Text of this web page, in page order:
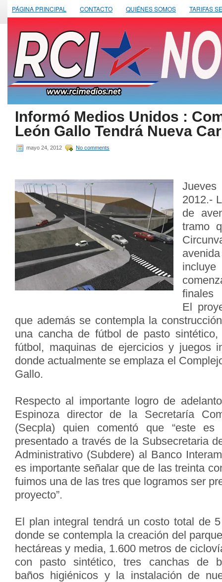
PÁGINA PRINCIPAL CONTACTO QUIÉNES SOMOS TARIFAS
Informó Medios Unidos :
León Gallo Tendrá Nueva
mayo 24, 2012 No comments
2012.-
de
tramo
El
que además se contempla la
una cancha de fútbol de pasto
fútbol, maquinas de ejercicios y juegos
donde actualmente se emplaza el
Gallo.
Respecto al importante logro de
Espinoza director de la Secretaría
(Secpla) quien comentó que “este
presentado a través de la Subsecretaria
Administrativo (Subdere) al Banco
es importante señalar que de las treinta
fuimos una de las tres que logramos ser
proyecto”.
El plan integral tendrá un costo total de
donde se contempla la creación del
hectáreas y media, 1.600 metros de
con pasto sintético, tres canchas de
baños higiénicos y la instalación de